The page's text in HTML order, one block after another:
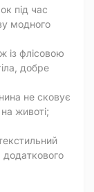
під час
модного
із флісовою
добре
не сковує
животі;
додаткового